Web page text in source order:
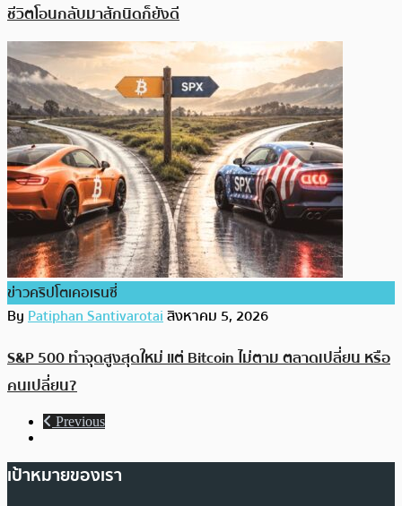
ชีวิตโอนกลับมาสักนิดก็ยังดี
ข่าวคริปโตเคอเรนซี่
ByPatiphan Santivarotaiสิงหาคม 5, 2026
S&P 500 ทำจุดสูงสุดใหม่ แต่ Bitcoin ไม่ตาม ตลาดเปลี่ยน หรือ
คนเปลี่ยน?
Previous
เป้าหมายของเรา